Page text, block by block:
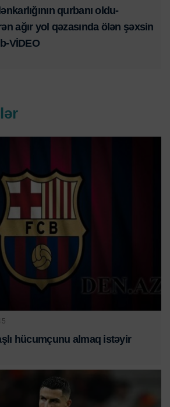
qurbanı oldu-
ağır yol qəzasında ölən şəxsin
VİDEO
hücumçunu almaq istəyir